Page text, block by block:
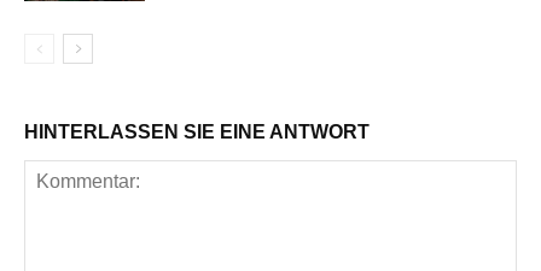
HINTERLASSEN SIE EINE ANTWORT